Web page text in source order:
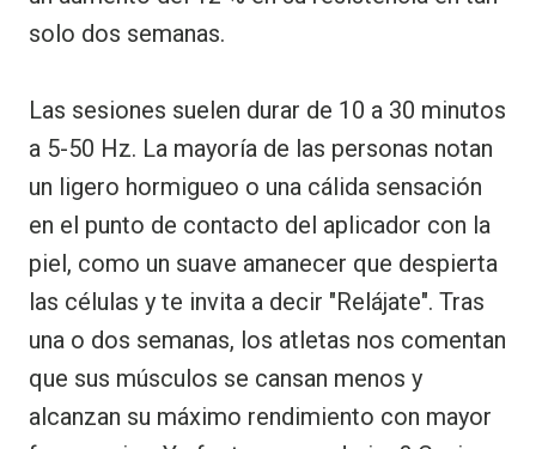
solo dos semanas.
Las sesiones suelen durar de 10 a 30 minutos
a 5-50 Hz. La mayoría de las personas notan
un ligero hormigueo o una cálida sensación
en el punto de contacto del aplicador con la
piel, como un suave amanecer que despierta
las células y te invita a decir "Relájate". Tras
una o dos semanas, los atletas nos comentan
que sus músculos se cansan menos y
alcanzan su máximo rendimiento con mayor